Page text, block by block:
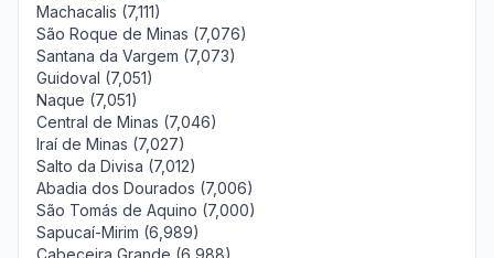
Machacalis (7,111)
São Roque de Minas (7,076)
Santana da Vargem (7,073)
Guidoval (7,051)
Naque (7,051)
Central de Minas (7,046)
Iraí de Minas (7,027)
Salto da Divisa (7,012)
Abadia dos Dourados (7,006)
São Tomás de Aquino (7,000)
Sapucaí-Mirim (6,989)
Cabeceira Grande (6,988)